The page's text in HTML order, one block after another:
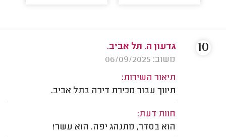
גדעון ה. תל אביב.
משוב: 06/09/2025
תיאור השירות:
תיווך עבור מכירת דירה בתל אביב.
חוות דעת:
הוא בסדר, מתנהג יפה. הוא עשר!
10